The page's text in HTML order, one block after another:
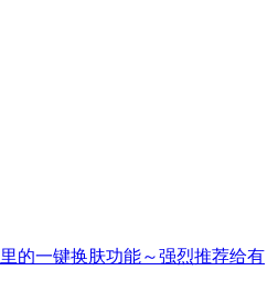
的一键换肤功能～强烈推荐给有